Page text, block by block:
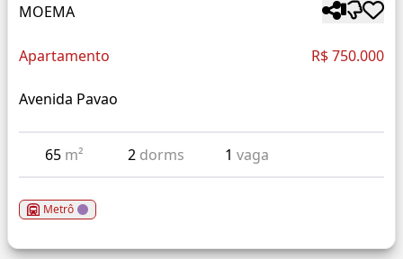
MOEMA
Apartamento R$ 750.000
Avenida Pavao
65 m² 2 dorms 1vaga
Metrô